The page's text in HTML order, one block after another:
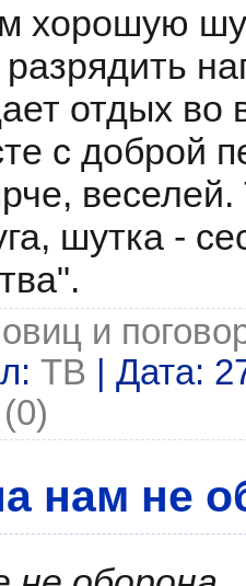
хорошую
разрядить
отдых во
с доброй
веселей.
шутка -
и
ТВ | Дата:
нам не